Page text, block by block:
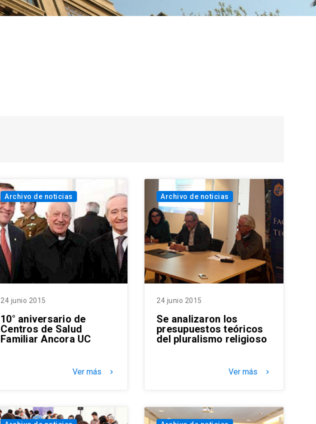
Archivo de noticias
24 junio 2015
10° aniversario de
Centros de Salud
Familiar Ancora UC
Ver más keyboard_arrow_right
Archivo de noticias
24 junio 2015
Se analizaron los
presupuestos teóricos
del pluralismo religioso
Ver más keyboard_arrow_right